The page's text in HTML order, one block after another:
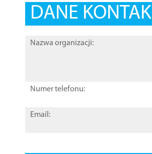
DANE
Nazwa organizacji:
Numer telefonu:
Email: